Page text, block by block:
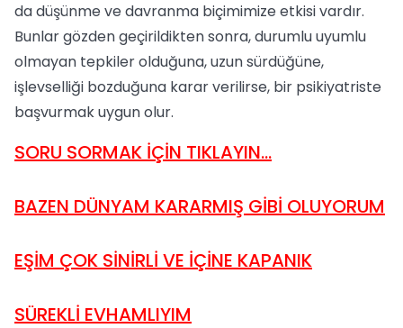
da düşünme ve davranma biçimimize etkisi vardır.
Bunlar gözden geçirildikten sonra, durumlu uyumlu
olmayan tepkiler olduğuna, uzun sürdüğüne,
işlevselliği bozduğuna karar verilirse, bir psikiyatriste
başvurmak uygun olur.
SORU SORMAK İÇİN TIKLAYIN…
BAZEN DÜNYAM KARARMIŞ GİBİ OLUYORUM
EŞİM ÇOK SİNİRLİ VE İÇİNE KAPANIK
SÜREKLİ EVHAMLIYIM